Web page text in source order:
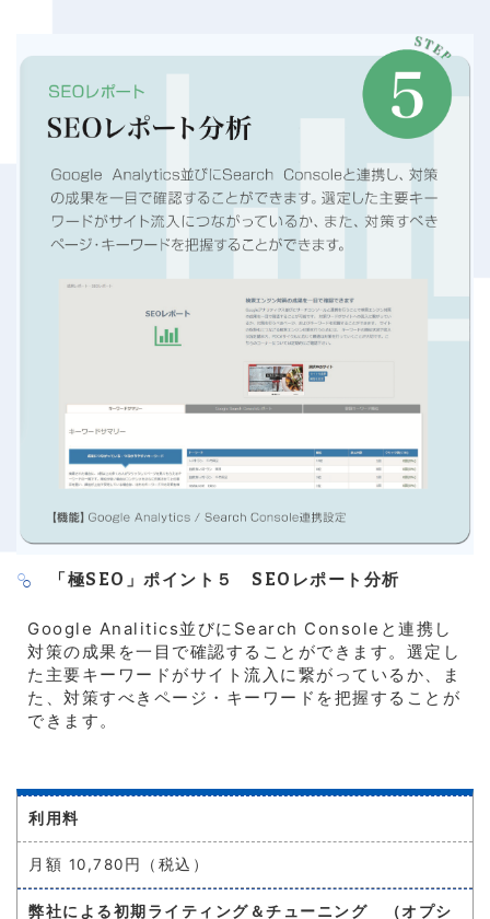
「極SEO」ポイント５ SEOレポート分析
Google Analitics並びにSearch Consoleと連携し
対策の成果を一目で確認することができます。選定し
た主要キーワードがサイト流入に繋がっているか、ま
た、対策すべきページ・キーワードを把握することが
できます。
利用料
月額 10,780円（税込）
弊社による初期ライティング＆チューニング （オプシ